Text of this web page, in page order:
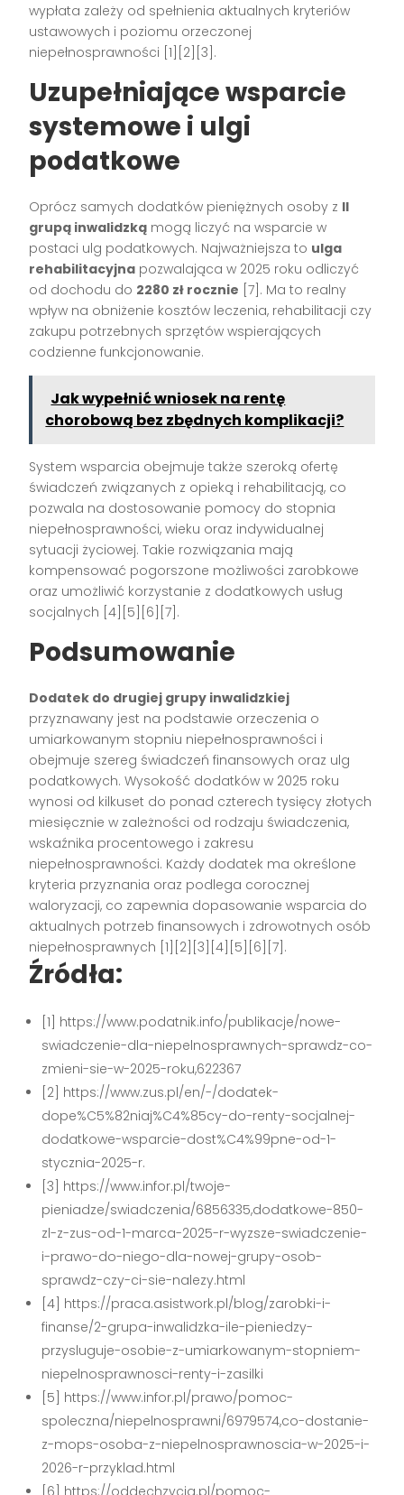
wypłata zależy od spełnienia aktualnych kryteriów
ustawowych i poziomu orzeczonej
niepełnosprawności [1][2][3].
Uzupełniające wsparcie
systemowe i ulgi
podatkowe
Oprócz samych dodatków pieniężnych osoby z II
grupą inwalidzką mogą liczyć na wsparcie w
postaci ulg podatkowych. Najważniejsza to ulga
rehabilitacyjna pozwalająca w 2025 roku odliczyć
od dochodu do 2280 zł rocznie [7]. Ma to realny
wpływ na obniżenie kosztów leczenia, rehabilitacji czy
zakupu potrzebnych sprzętów wspierających
codzienne funkcjonowanie.
Jak wypełnić wniosek na rentę
chorobową bez zbędnych komplikacji?
System wsparcia obejmuje także szeroką ofertę
świadczeń związanych z opieką i rehabilitacją, co
pozwala na dostosowanie pomocy do stopnia
niepełnosprawności, wieku oraz indywidualnej
sytuacji życiowej. Takie rozwiązania mają
kompensować pogorszone możliwości zarobkowe
oraz umożliwić korzystanie z dodatkowych usług
socjalnych [4][5][6][7].
Podsumowanie
Dodatek do drugiej grupy inwalidzkiej
przyznawany jest na podstawie orzeczenia o
umiarkowanym stopniu niepełnosprawności i
obejmuje szereg świadczeń finansowych oraz ulg
podatkowych. Wysokość dodatków w 2025 roku
wynosi od kilkuset do ponad czterech tysięcy złotych
miesięcznie w zależności od rodzaju świadczenia,
wskaźnika procentowego i zakresu
niepełnosprawności. Każdy dodatek ma określone
kryteria przyznania oraz podlega corocznej
waloryzacji, co zapewnia dopasowanie wsparcia do
aktualnych potrzeb finansowych i zdrowotnych osób
niepełnosprawnych [1][2][3][4][5][6][7].
Źródła:
[1] https://www.podatnik.info/publikacje/nowe-
swiadczenie-dla-niepelnosprawnych-sprawdz-co-
zmieni-sie-w-2025-roku,622367
[2] https://www.zus.pl/en/-/dodatek-
dope%C5%82niaj%C4%85cy-do-renty-socjalnej-
dodatkowe-wsparcie-dost%C4%99pne-od-1-
stycznia-2025-r.
[3] https://www.infor.pl/twoje-
pieniadze/swiadczenia/6856335,dodatkowe-850-
zl-z-zus-od-1-marca-2025-r-wyzsze-swiadczenie-
i-prawo-do-niego-dla-nowej-grupy-osob-
sprawdz-czy-ci-sie-nalezy.html
[4] https://praca.asistwork.pl/blog/zarobki-i-
finanse/2-grupa-inwalidzka-ile-pieniedzy-
przysluguje-osobie-z-umiarkowanym-stopniem-
niepelnosprawnosci-renty-i-zasilki
[5] https://www.infor.pl/prawo/pomoc-
spoleczna/niepelnosprawni/6979574,co-dostanie-
z-mops-osoba-z-niepelnosprawnoscia-w-2025-i-
2026-r-przyklad.html
[6] https://oddechzycia.pl/pomoc-